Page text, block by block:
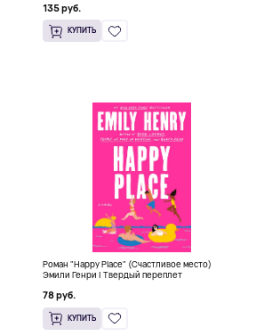
135 руб.
КУПИТЬ
Роман "Happy Place" (Счастливое место)
Эмили Генри | Твердый переплет
78 руб.
КУПИТЬ